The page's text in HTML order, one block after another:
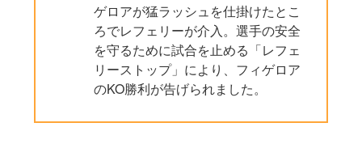
ゲロアが猛ラッシュを仕掛けたとこ
ろでレフェリーが介入。選手の安全
を守るために試合を止める「レフェ
リーストップ」により、フィゲロア
のKO勝利が告げられました。